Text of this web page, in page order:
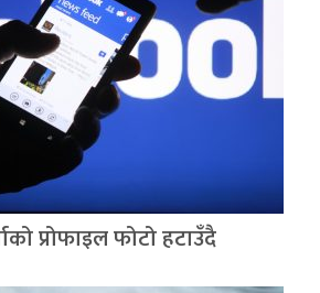
प्रोफाइल फोटो हटाउँदै